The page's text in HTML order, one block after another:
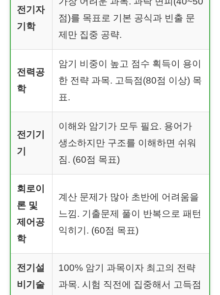
전기자
기학
점)를 목표로 기본 공식과 빈출 문
제만 집중 공략.
전력공
학
암기 비중이 높고 점수 획득이 용이
한 전략 과목. 고득점(80점 이상) 목
표.
전기기
기
이해와 암기가 모두 필요. 용어가
생소하지만 구조를 이해하면 쉬워
짐. (60점 목표)
회로이
론 및
제어공
학
계산 문제가 많아 초반에 어려움을
느낌. 기출문제 풀이 반복으로 패턴
익히기. (60점 목표)
전기설
비기술
100% 암기 과목이자 최고의 전략
과목. 시험 직전에 집중해서 고득점